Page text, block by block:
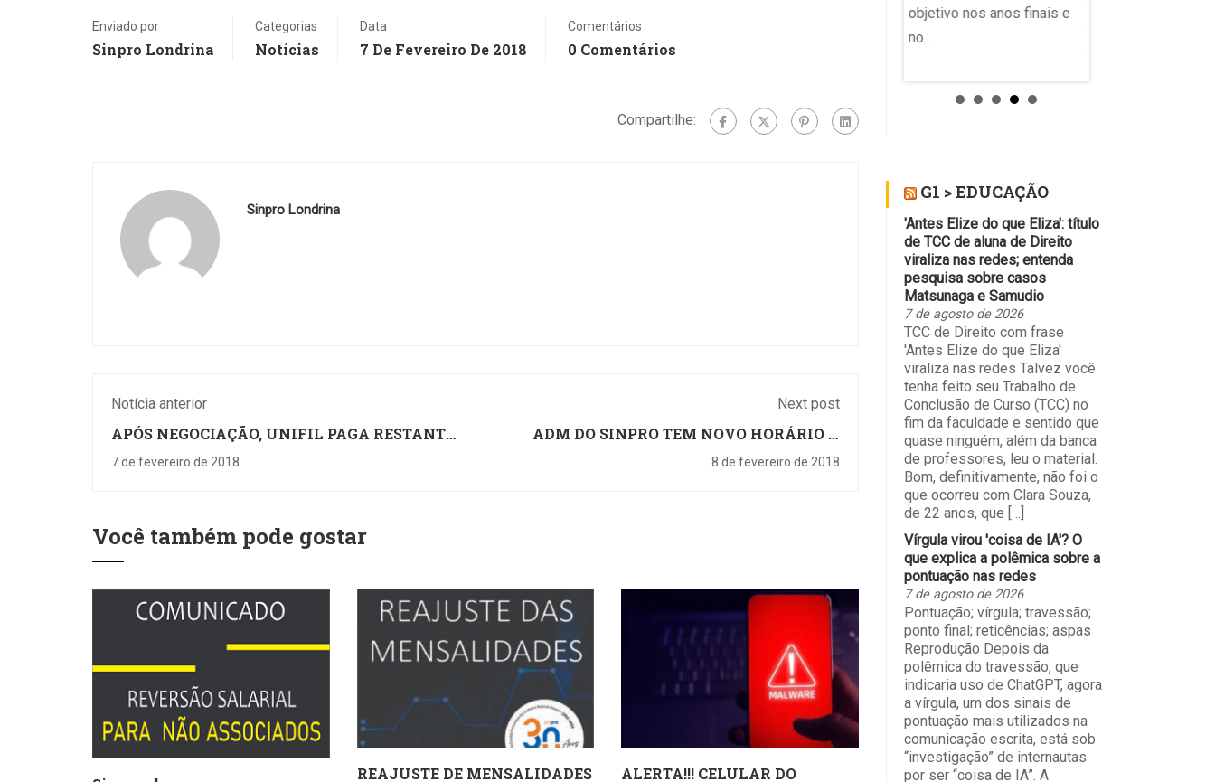
Enviado por
Sinpro Londrina
Categorias
Notícias
Data
7 De Fevereiro De 2018
Comentários
0 Comentários
Compartilhe:
Sinpro Londrina
Notícia anterior
APÓS NEGOCIAÇÃO, UNIFIL PAGA RESTANTE
7 de fevereiro de 2018
Next post
ADM DO SINPRO TEM NOVO HORÁRIO A
8 de fevereiro de 2018
Você também pode gostar
REAJUSTE DE MENSALIDADES
ALERTA!!! CELULAR DO
exercícios com a colagem
de enunciados em
objetivo nos anos finais e
no...
G1 > EDUCAÇÃO
'Antes Elize do que Eliza': título
de TCC de aluna de Direito
viraliza nas redes; entenda
pesquisa sobre casos
Matsunaga e Samudio
7 de agosto de 2026
TCC de Direito com frase
'Antes Elize do que Eliza'
viraliza nas redes Talvez você
tenha feito seu Trabalho de
Conclusão de Curso (TCC) no
fim da faculdade e sentido que
quase ninguém, além da banca
de professores, leu o material.
Bom, definitivamente, não foi o
que ocorreu com Clara Souza,
de 22 anos, que […]
Vírgula virou 'coisa de IA'? O
que explica a polêmica sobre a
pontuação nas redes
7 de agosto de 2026
Pontuação; vírgula; travessão;
ponto final; reticências; aspas
Reprodução Depois da
polêmica do travessão, que
indicaria uso de ChatGPT, agora
a vírgula, um dos sinais de
pontuação mais utilizados na
comunicação escrita, está sob
“investigação” de internautas
por ser “coisa de IA”. A